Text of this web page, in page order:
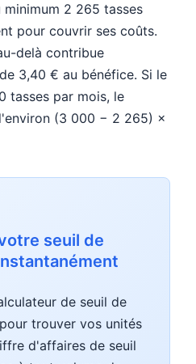
2 265 tasses
pour couvrir ses coûts.
delà contribue
3,40 € au bénéfice. Si le
tasses par mois, le
(3 000 − 2 265) ×
seuil de
de seuil de
trouver vos unités
d'affaires de seuil